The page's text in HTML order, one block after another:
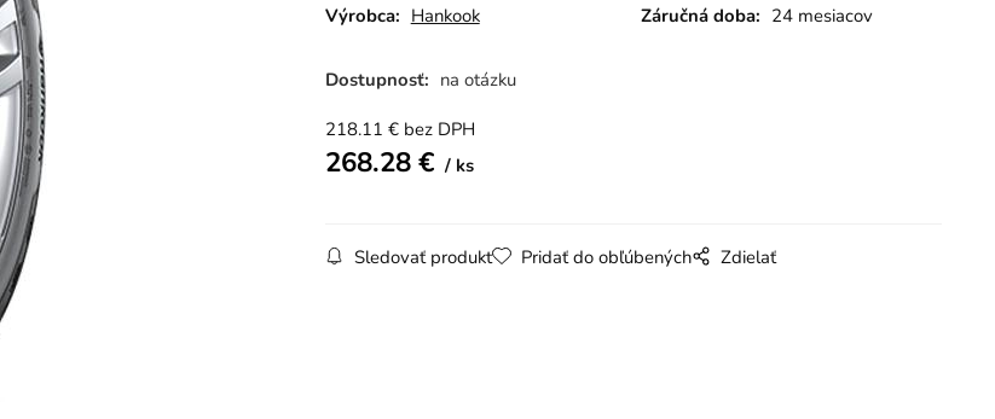
Výrobca: Hankook Záručná doba: 24 mesiacov
Dostupnosť: na otázku
218.11 € bez DPH
268.28€ ks
Sledovať produkt Pridať do obľúbených Zdielať